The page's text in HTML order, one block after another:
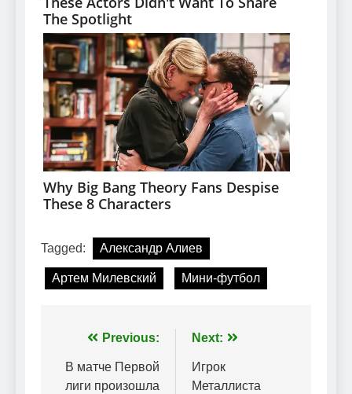
Tagged: Александр Алиев
Артем Милевский Мини-футбол
Навігація
записів
Previous:
В матче Первой
лиги произошла
Next:
Игрок
Металлиста